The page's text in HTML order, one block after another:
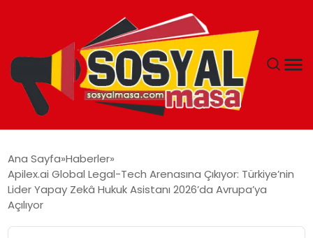
EKONOMI
Ana Sayfa Haberler
Apilex.ai Global Legal-Tech Arenasına Çıkıyor: Türkiye’nin
Lider Yapay Zekâ Hukuk Asistanı 2026’da Avrupa’ya
Açılıyor